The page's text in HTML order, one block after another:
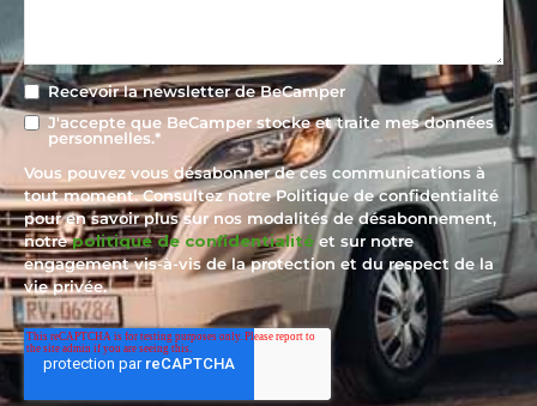
Recevoir la newsletter de BeCamper
J'accepte que BeCamper stocke et traite mes données
personnelles.*
Vous pouvez vous désabonner de ces communications à
tout moment. Consultez notre Politique de confidentialité
pour en savoir plus sur nos modalités de désabonnement,
notrepolitique de confidentialitéet sur notre
engagement vis-à-vis de la protection et du respect de la
vie privée.